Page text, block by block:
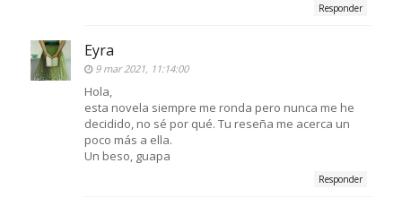
Responder
Eyra
9 mar 2021, 11:14:00
Hola,
esta novela siempre me ronda pero nunca me he
decidido, no sé por qué. Tu reseña me acerca un
poco más a ella.
Un beso, guapa
Responder